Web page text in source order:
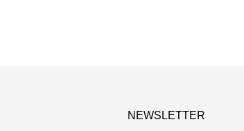
NEWSLETTER